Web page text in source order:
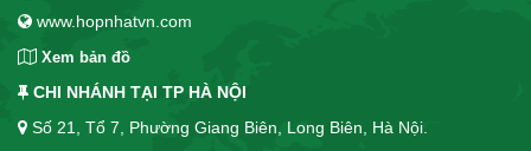
www.hopnhatvn.com
Xem bản đồ
CHI NHÁNH TẠI TP HÀ NỘI
Số 21, Tổ 7, Phường Giang Biên, Long Biên, Hà Nội.